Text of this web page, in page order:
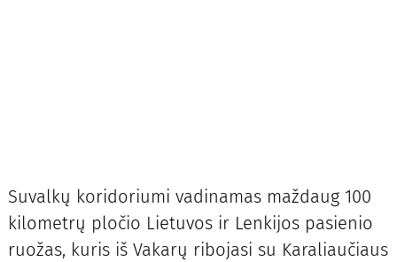
Suvalkų koridoriumi vadinamas maždaug 100
kilometrų pločio Lietuvos ir Lenkijos pasienio
ruožas, kuris iš Vakarų ribojasi su Karaliaučiaus